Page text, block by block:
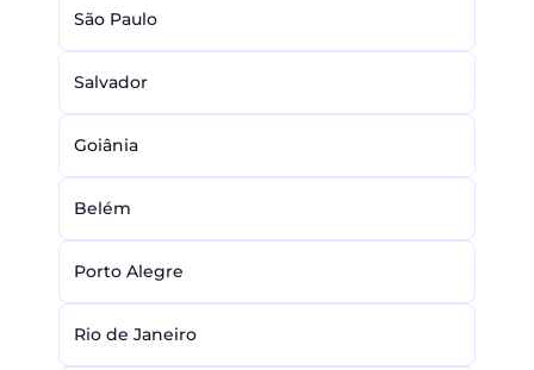
São Paulo
Salvador
Goiânia
Belém
Porto Alegre
Rio de Janeiro